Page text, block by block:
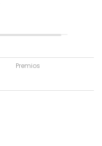
Premios